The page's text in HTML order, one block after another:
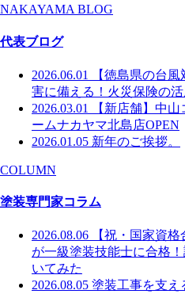
NAKAYAMA BLOG
代表ブログ
2026.06.01
【徳島県の台
害に備える！火災保険の
2026.03.01
【新店舗】中
ームナカヤマ北島店OPEN
2026.01.05 新年のご挨拶。
COLUMN
塗装専門家コラム
2026.08.06
【祝・国家資
が一級塗装技能士に合格
いてみた
2026.08.05 塗装工事を支え